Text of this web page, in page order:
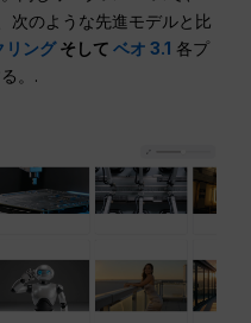
次のような先進モデルと比
リングそしてベオ 3.1 各プ
。.